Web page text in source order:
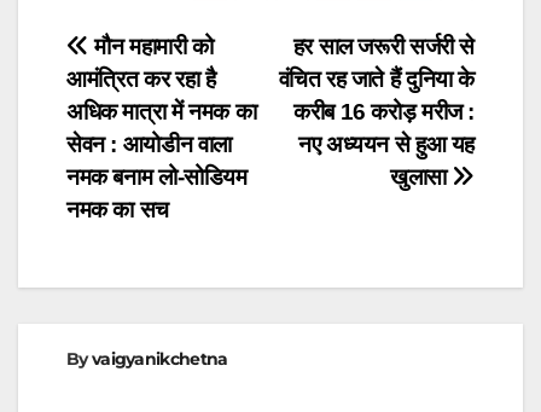
Post
navigation
हर साल जरूरी सर्जरी से
वंचित रह जाते हैं दुनिया के
करीब 16 करोड़ मरीज :
नए अध्ययन से हुआ यह
खुलासा
मौन महामारी को
आमंत्रित कर रहा है
अधिक मात्रा में नमक का
सेवन : आयोडीन वाला
नमक बनाम लो-सोडियम
नमक का सच
Byvaigyanikchetna